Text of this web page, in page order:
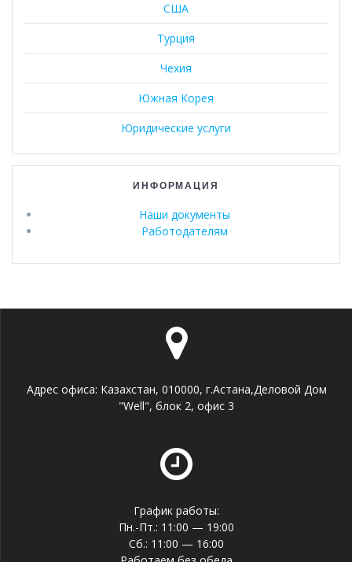
США
Турция
Чехия
Южная Корея
Юридические услуги
ИНФОРМАЦИЯ
Наши документы
Работодателям
Адрес офиса: Казахстан, 010000, г.Астана,Деловой Дом
"Well", блок 2, офис 3
График работы:
Пн.-Пт.: 11:00 — 19:00
Сб.: 11:00 — 16:00